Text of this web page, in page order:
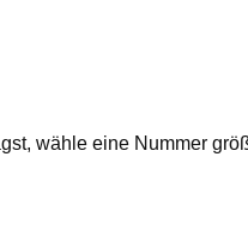
wähle eine Nummer